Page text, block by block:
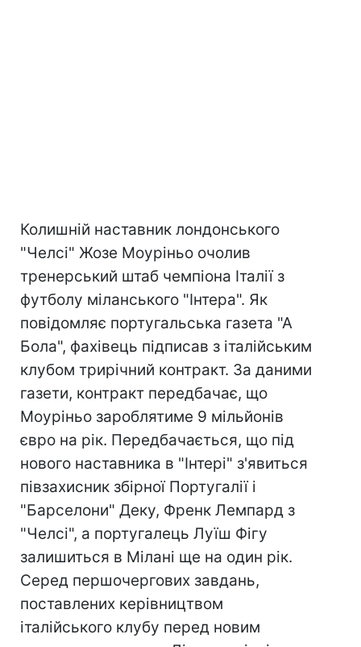
Колишній наставник лондонського
"Челсі" Жозе Моуріньо очолив
тренерський штаб чемпіона Італії з
футболу міланського "Інтера". Як
повідомляє португальська газета "А
Бола", фахівець підписав з італійським
клубом трирічний контракт. За даними
газети, контракт передбачає, що
Моуріньо зароблятиме 9 мільйонів
євро на рік. Передбачається, що під
нового наставника в "Інтері" з'явиться
півзахисник збірної Португалії і
"Барселони" Деку, Френк Лемпард з
"Челсі", а португалець Луїш Фігу
залишиться в Мілані ще на один рік.
Серед першочергових завдань,
поставлених керівництвом
італійського клубу перед новим